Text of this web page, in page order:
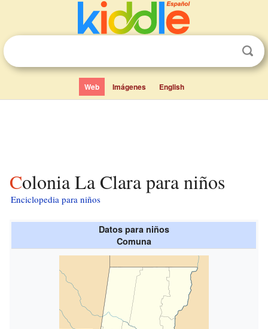
Web Imágenes English
Colonia La Clara para niños
Enciclopedia para niños
Datos para niños
Comuna